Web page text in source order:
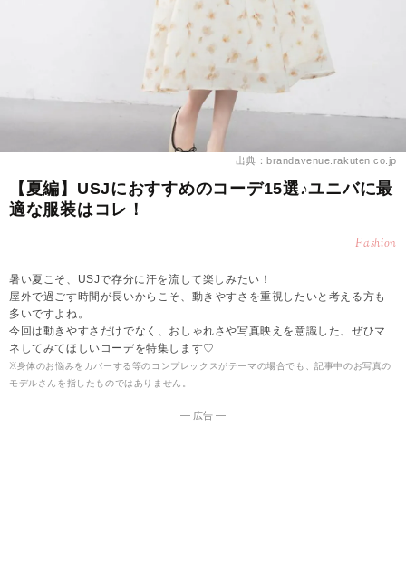
出典：brandavenue.rakuten.co.jp
【夏編】USJにおすすめのコーデ15選♪ユニバに最
適な服装はコレ！
Fashion
暑い夏こそ、USJで存分に汗を流して楽しみたい！
屋外で過ごす時間が長いからこそ、動きやすさを重視したいと考える方も
多いですよね。
今回は動きやすさだけでなく、おしゃれさや写真映えを意識した、ぜひマ
ネしてみてほしいコーデを特集します♡
※身体のお悩みをカバーする等のコンプレックスがテーマの場合でも、記事中のお写真の
モデルさんを指したものではありません。
― 広告 ―